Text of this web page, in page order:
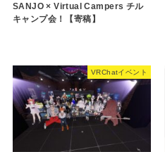
SANJO × Virtual Campers チル
キャンプ会！【寄稿】
VRChatイベント